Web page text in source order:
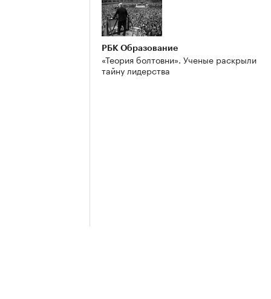
РБК Образование
«Теория болтовни». Ученые раскрыли
тайну лидерства